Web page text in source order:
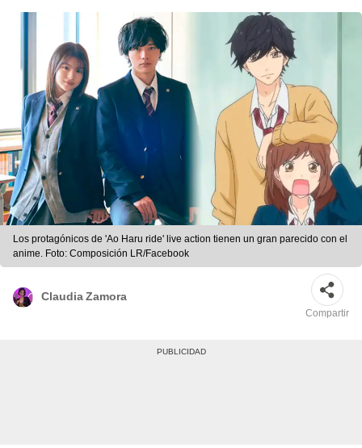
Los protagónicos de 'Ao Haru ride' live action tienen un gran parecido con el
anime. Foto: Composición LR/Facebook
Claudia Zamora
Compartir